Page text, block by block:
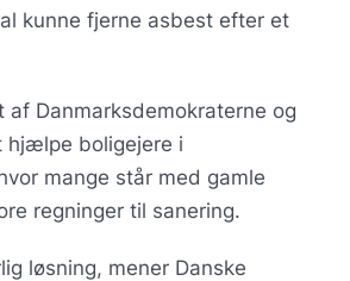
kunne fjerne asbest efter et
af Danmarksdemokraterne og
hjælpe boligejere i
mange står med gamle
regninger til sanering.
løsning, mener Danske